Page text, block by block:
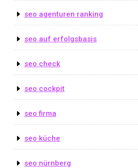
seo agenturen ranking
seo auf erfolgsbasis
seo check
seo cockpit
seo firma
seo küche
seo nürnberg